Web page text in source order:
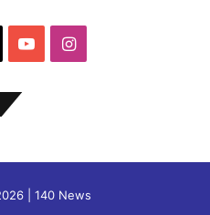
YouTubeInstagram
| 140 News